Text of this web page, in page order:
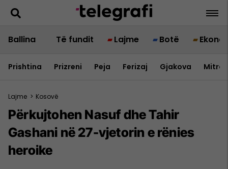
Ballina Të fundit Lajme Botë
Prishtina Prizreni Peja Ferizaj Gjakova
Lajme > Kosovë
Përkujtohen Nasuf dhe Tahir
Gashani në 27-vjetorin e rënies
heroike